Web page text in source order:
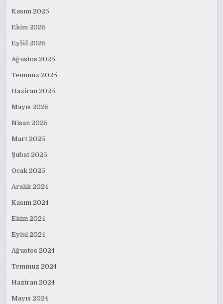
Kasım 2025
Ekim 2025
Eylül 2025
Ağustos 2025
Temmuz 2025
Haziran 2025
Mayıs 2025
Nisan 2025
Mart 2025
Şubat 2025
Ocak 2025
Aralık 2024
Kasım 2024
Ekim 2024
Eylül 2024
Ağustos 2024
Temmuz 2024
Haziran 2024
Mayıs 2024